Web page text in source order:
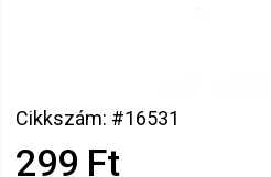
Cikkszám: #16531
299 Ft